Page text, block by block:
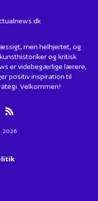
men helhjertet, og
og kritisk
er videbegærlige lærere,
positiv inspiration til
Velkommen!
2026